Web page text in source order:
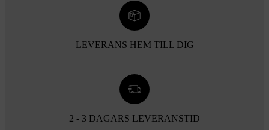
LEVERANS HEM TILL DIG
2 - 3 DAGARS LEVERANSTID